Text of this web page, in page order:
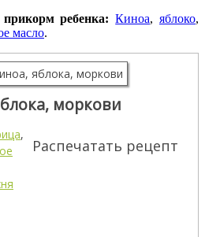
ребенка: Киноа,яблоко,
масло.
моркови
Распечатать рецепт
,